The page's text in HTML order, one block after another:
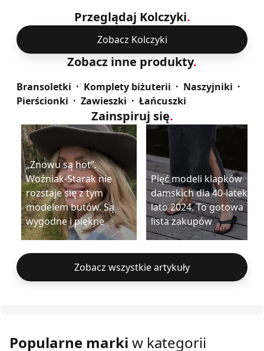
Przeglądaj Kolczyki.
Zobacz Kolczyki
Zobacz inne produkty.
Bransoletki Komplety biżuterii
Naszyjniki
Pierścionki
Zawieszki Łańcuszki
Zainspiruj się.
„Znowu są hot”.
Woźniak-Starak nie
rozstaje się z tym
modelem butów. Są
wygodne i piękne
Pięć modeli klapków
damskich dla 40-latek na
lato 2024. To gotowa
lista zakupów
Zobacz wszystkie artykuły
Popularne marki w kategorii